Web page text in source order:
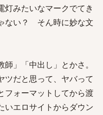
灯みたいなマークでてき
ない？ そん時に妙な文
」「中出し」とかさ。
ツだと思って、ヤバって
フォーマットしてから渡
いエロサイトからダウン